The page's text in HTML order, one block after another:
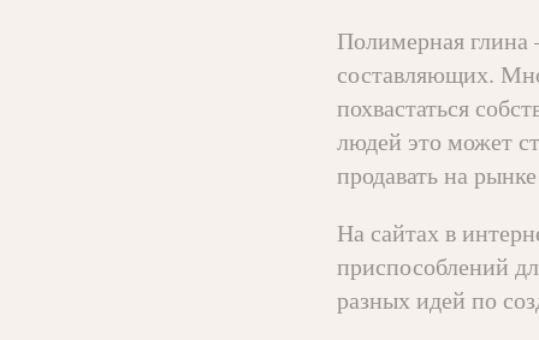
Полимерная глина
составляющих.
похвастаться
людей это может
продавать на
На сайтах в
приспособлений
разных идей по